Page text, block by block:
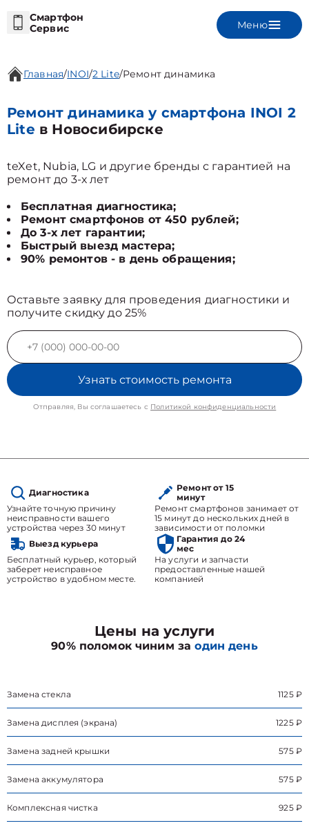
Смартфон
Сервис
Меню
Главная/INOI/2 Lite/Ремонт динамика
Ремонт динамика у смартфона INOI 2
Lite в Новосибирске
teXet, Nubia, LG и другие бренды с гарантией на
ремонт до 3-х лет
Бесплатная диагностика;
Ремонт смартфонов от 450 рублей;
До 3-х лет гарантии;
Быстрый выезд мастера;
90% ремонтов - в день обращения;
Оставьте заявку для проведения диагностики и
получите скидку до 25%
Узнать стоимость ремонта
Отправляя, Вы соглашаетесь с Политикой конфиденциальности
Диагностика
Узнайте точную причину
неисправности вашего
устройства через 30 минут
Ремонт от 15
минут
Ремонт смартфонов занимает от
15 минут до нескольких дней в
зависимости от поломки
Выезд курьера
Бесплатный курьер, который
заберет неисправное
устройство в удобном месте.
Гарантия до 24
мес
На услуги и запчасти
предоставленные нашей
компанией
Цены на услуги
90% поломок чиним заодин день
Замена стекла 1125 ₽
Замена дисплея (экрана) 1225 ₽
Замена задней крышки 575 ₽
Замена аккумулятора 575 ₽
Комплексная чистка 925 ₽